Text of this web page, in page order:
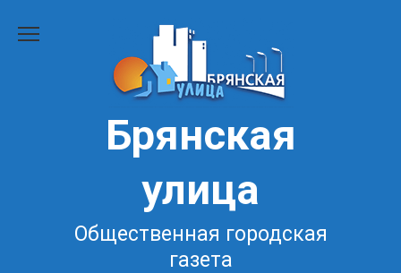
Брянская
улица
Общественная городская
газета